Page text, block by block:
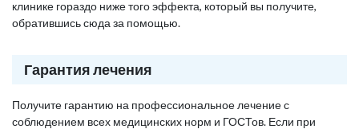
клинике гораздо ниже того эффекта, который вы получите,
обратившись сюда за помощью.
Гарантия лечения
Получите гарантию на профессиональное лечение с
соблюдением всех медицинских норм и ГОСТов. Если при